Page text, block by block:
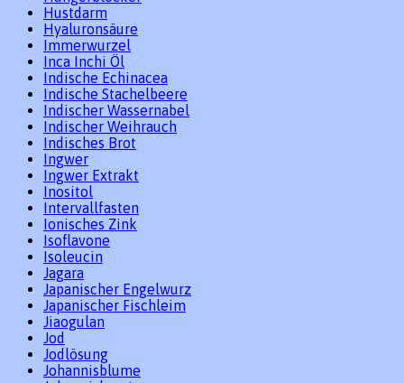
Hustdarm
Hyaluronsäure
Immerwurzel
Inca Inchi Öl
Indische Echinacea
Indische Stachelbeere
Indischer Wassernabel
Indischer Weihrauch
Indisches Brot
Ingwer
Ingwer Extrakt
Inositol
Intervallfasten
Ionisches Zink
Isoflavone
Isoleucin
Jagara
Japanischer Engelwurz
Japanischer Fischleim
Jiaogulan
Jod
Jodlösung
Johannisblume